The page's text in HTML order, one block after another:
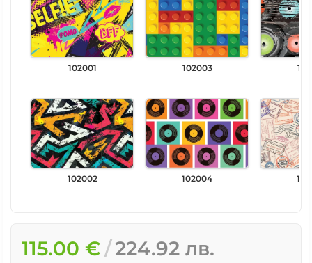
102001
102002
102003
102004
115.00 € 224.92 лв.